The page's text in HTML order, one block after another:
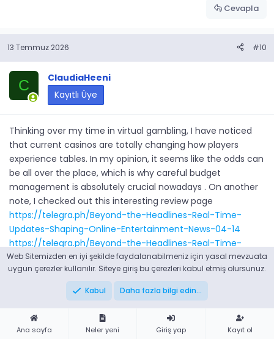
Cevapla
13 Temmuz 2026 #10
C
ClaudiaHeeni
Kayıtlı Üye
Thinking over my time in virtual gambling, I have noticed
that current casinos are totally changing how players
experience tables. In my opinion, it seems like the odds can
be all over the place, which is why careful budget
management is absolutely crucial nowadays . On another
note, I checked out this interesting review page
https://telegra.ph/Beyond-the-Headlines-Real-Time-
Updates-Shaping-Online-Entertainment-News-04-14
https://telegra.ph/Beyond-the-Headlines-Real-Time-
Updates-Shaping-Online-Entertainment-News-04-14
where people share various winning systems, and it’s been
really helpful for keeping my risks down . Something I
constantly tell newbies is to never track losses , because
that’s usually when the fun goes wrong . Lately, I've also
started questioning whether the stream croupier options
Web Sitemizden en iyi şekilde faydalanabilmeniz için yasal mevzuata
uygun çerezler kullanılır. Siteye giriş bu çerezleri kabul etmiş olursunuz.
Kabul Daha fazla bilgi edin…
Ana sayfa Neler yeni Giriş yap Kayıt ol